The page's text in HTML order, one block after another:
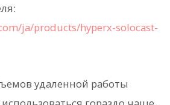
ja/products/hyperx-solocast-
удаленной работы